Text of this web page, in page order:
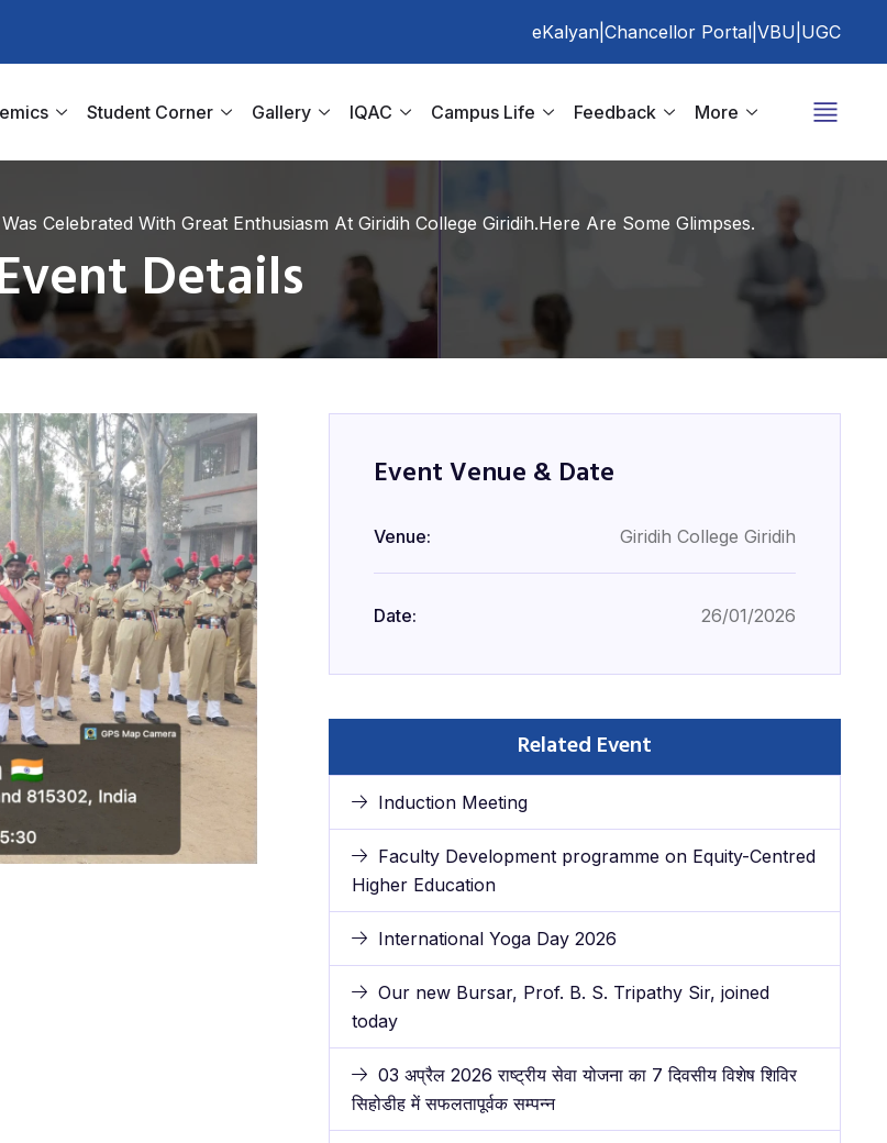
eKalyan Chancellor Portal VBU UGC
Student Corner Gallery IQAC Campus Life Feedback More
Celebrated With Great Enthusiasm At Giridih College Giridih.Here Are Some Glimpses.
Details
Event Venue & Date
Venue: Giridih College Giridih
Date: 26/01/2026
Related Event
Induction Meeting
Faculty Development programme on Equity-Centred
Higher Education
International Yoga Day 2026
Our new Bursar, Prof. B. S. Tripathy Sir, joined
today
03 अप्रैल 2026 राष्ट्रीय सेवा योजना का 7 दिवसीय विशेष शिविर
सिहोडीह में सफलतापूर्वक सम्पन्न